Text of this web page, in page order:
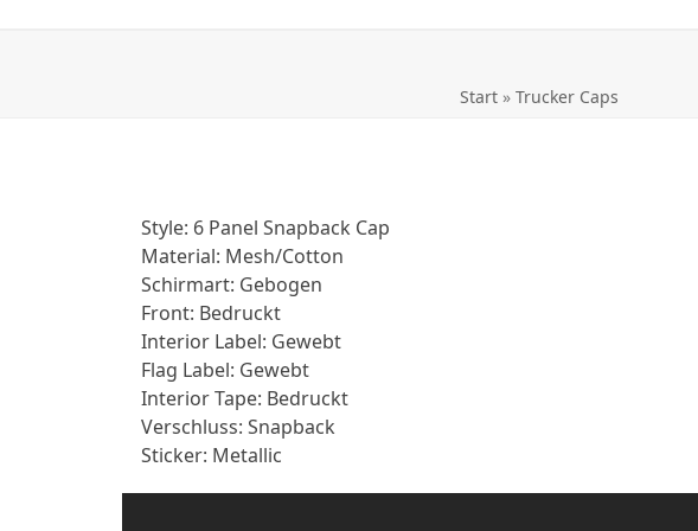
Start» Trucker Caps
Style: 6 Panel Snapback Cap
Material: Mesh/Cotton
Schirmart: Gebogen
Front: Bedruckt
Interior Label: Gewebt
Flag Label: Gewebt
Interior Tape: Bedruckt
Verschluss: Snapback
Sticker: Metallic